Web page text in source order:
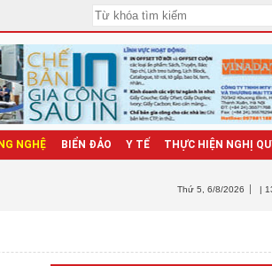
NGHỆ BIỂN ĐẢO Y TẾ THỰC HIỆN NGHỊ
Thứ 5 , 6/8/2026 |